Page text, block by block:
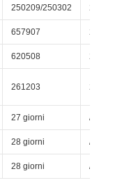
250209/250302 26
657907 26
620508 27
261203 27
27 giorni /
28 giorni /
28 giorni /